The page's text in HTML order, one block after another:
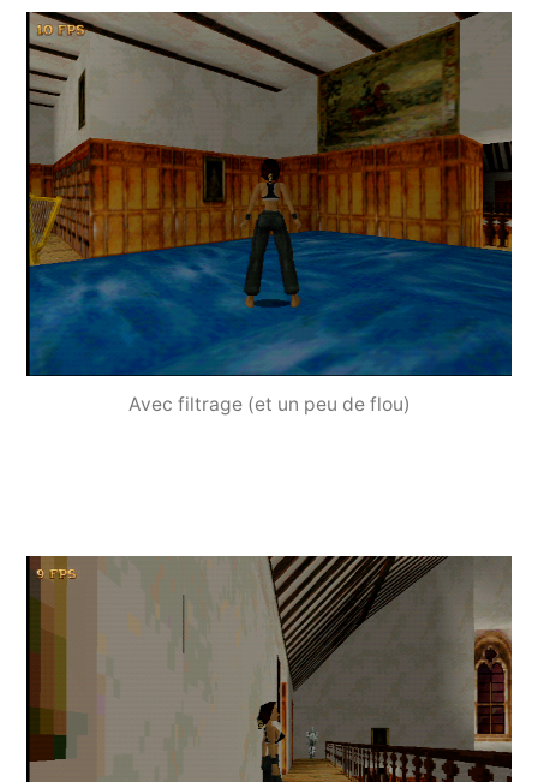
Avec filtrage (et un peu de flou)